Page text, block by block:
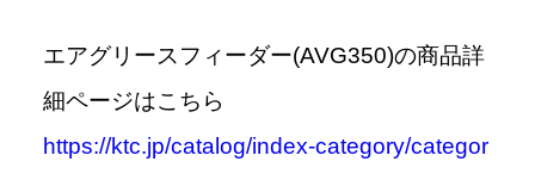
エアグリースフィーダー(AVG350)の商品詳
細ページはこちら
https://ktc.jp/catalog/index-category/categor